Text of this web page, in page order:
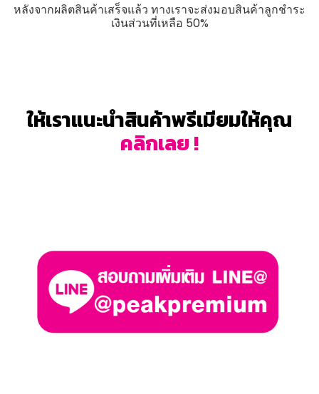
หลังจากผลิตสินค้าเสร็จแล้ว ทางเราจะส่งมอบสินค้าลูกชำระ
เงินส่วนที่เหลือ 50%
ให้เราแนะนำสินค้าพรีเมียมให้คุณ
คลิกเลย !